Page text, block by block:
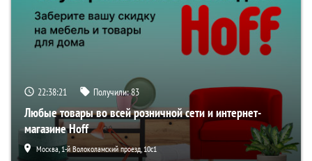
22:38:20 Получили:83
Любые товары во всей розничной сети и интернет-
магазине Hoff
Москва, 1-й Волоколамский проезд, 10с1